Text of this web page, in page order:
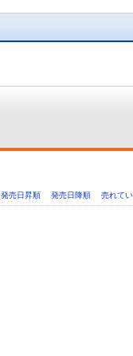
発売日昇順 発売日降順 売れて